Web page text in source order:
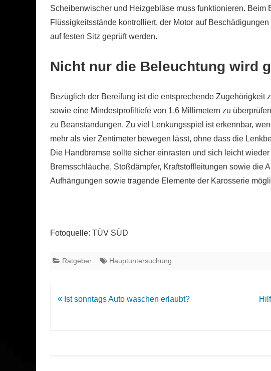
Scheibenwischer und Heizgebläse muss funktionieren. Beim
Flüssigkeitsstände kontrolliert, der Motor auf
auf festen Sitz geprüft werden.
Nicht nur die Beleuchtung wird
Bezüglich der Bereifung ist die entsprechende Zugehörigkeit
sowie eine Mindestprofiltiefe von 1,6 Millimetern zu
zu Beanstandungen. Zu viel Lenkungsspiel ist erkennbar,
mehr als vier Zentimeter bewegen lässt, ohne dass die
Die Handbremse sollte sicher einrasten und sich leicht
Bremsschläuche, Stoßdämpfer, Kraftstoffleitungen sowie die
Aufhängungen sowie tragende Elemente der Karosserie
Fotoquelle: TÜV SÜD
Ratgeber Hauptuntersuchung
Beitrags-
Ist sonntags Auto waschen erlaubt?